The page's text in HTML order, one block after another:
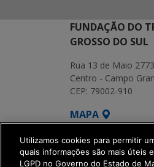
FUNDAÇÃO DO
GROSSO DO SUL
Rua 13 de Maio 2773
Centro - Campo
CEP: 79002-910
MAPA
SETDIG |
Utilizamos cookies para permitir
quais informações são mais úteis
LGPD no Governo do Estado de